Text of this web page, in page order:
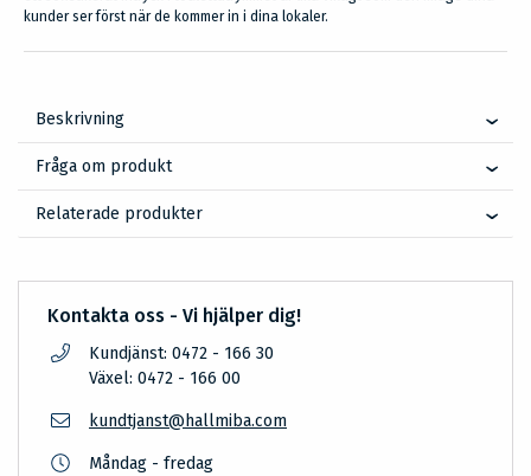
kunder ser först när de kommer in i dina lokaler.
Beskrivning
Fråga om produkt
Relaterade produkter
Kontakta oss - Vi hjälper dig!
Kundjänst: 0472 - 166 30
Växel: 0472 - 166 00
kundtjanst@hallmiba.com
Måndag - fredag